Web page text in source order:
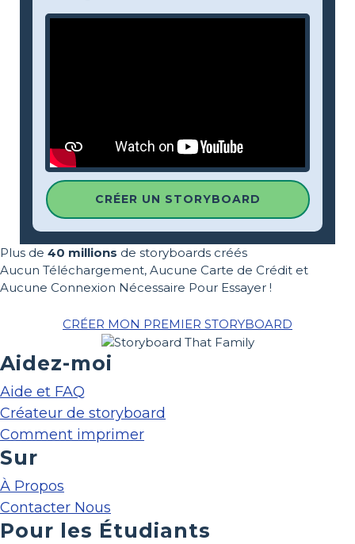
CRÉER UN STORYBOARD
Plus de 40 millions de storyboards créés
Aucun Téléchargement, Aucune Carte de Crédit et
Aucune Connexion Nécessaire Pour Essayer !
CRÉER MON PREMIER STORYBOARD
Aidez-moi
Aide et FAQ
Créateur de storyboard
Comment imprimer
Sur
À Propos
Contacter Nous
Pour les Étudiants